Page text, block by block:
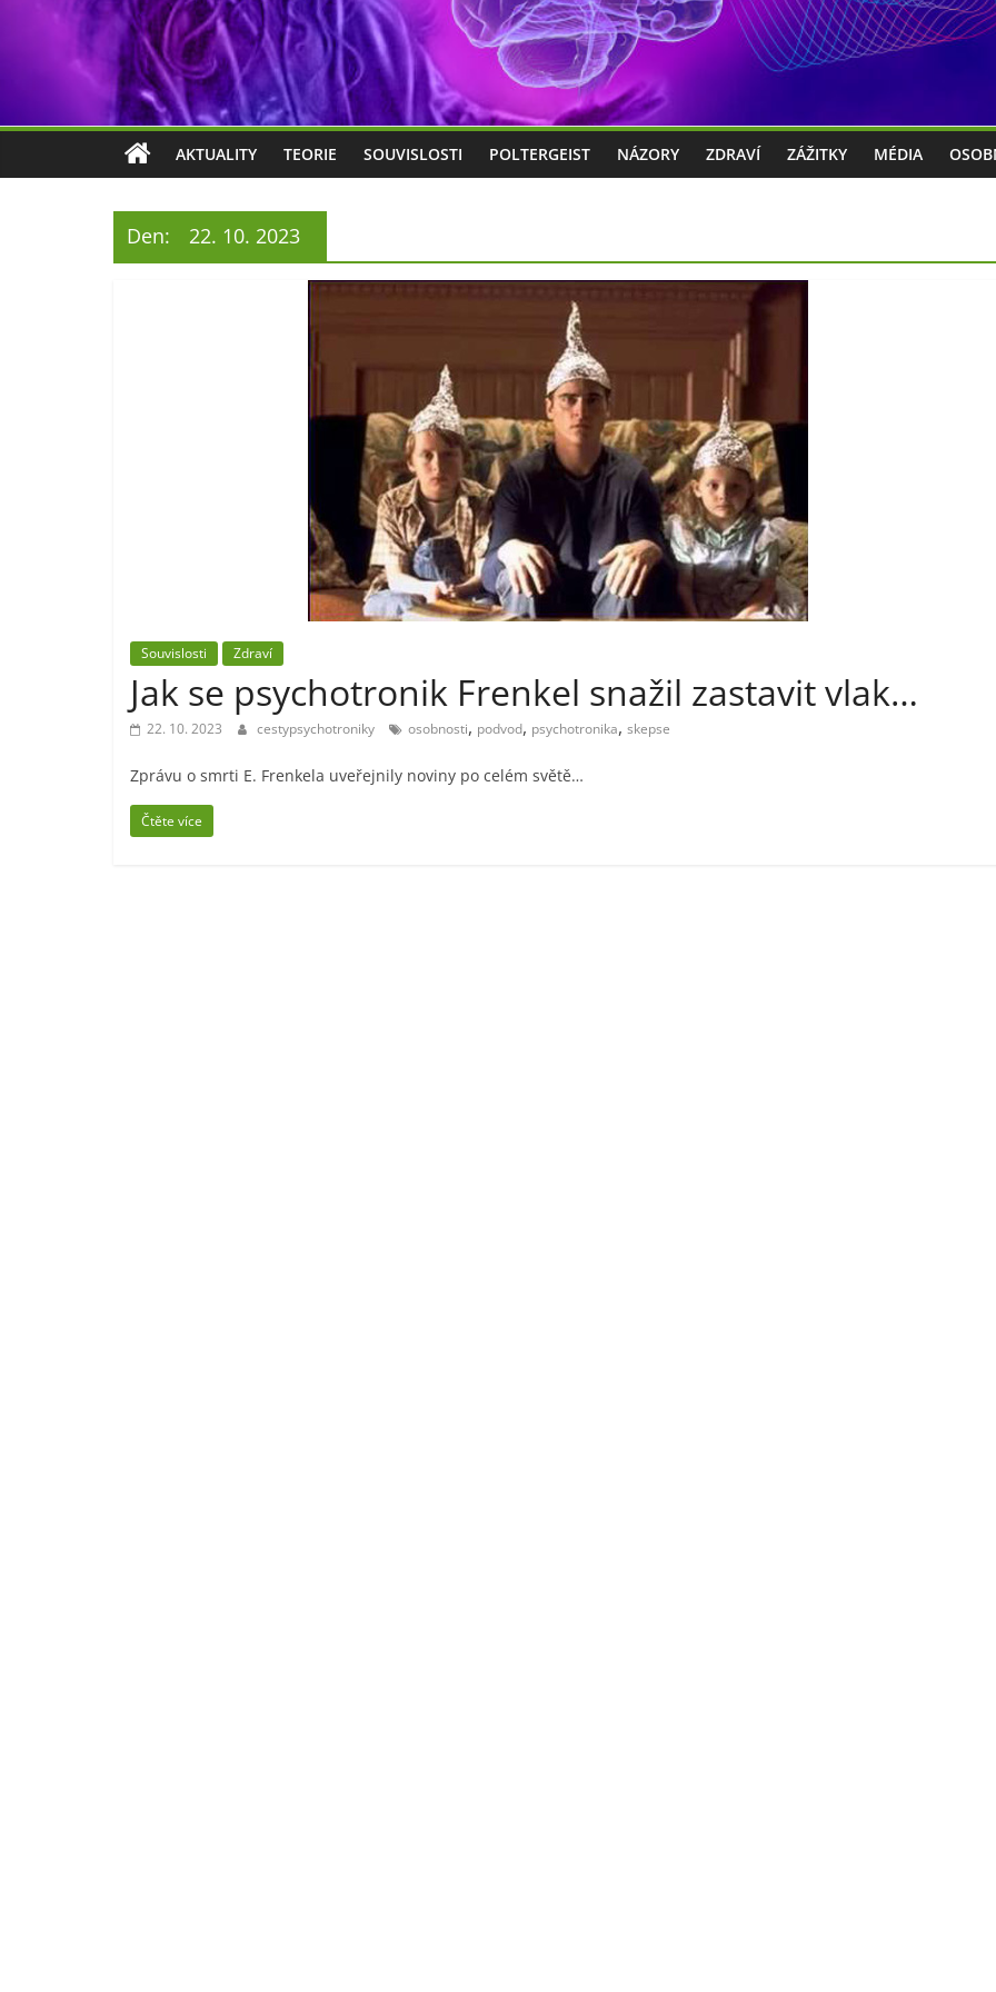
AKTUALITY TEORIE SOUVISLOSTI POLTERGEIST NÁZORY ZDRAVÍ ZÁŽITKY MÉDIA
Den: 22. 10. 2023
Souvislosti Zdraví
Jak se psychotronik Frenkel snažil zastavit vlak…
22. 10. 2023 cestypsychotroniky osobnosti, podvod, psychotronika, skepse
Zprávu o smrti E. Frenkela uveřejnily noviny po celém světě…
Čtěte více